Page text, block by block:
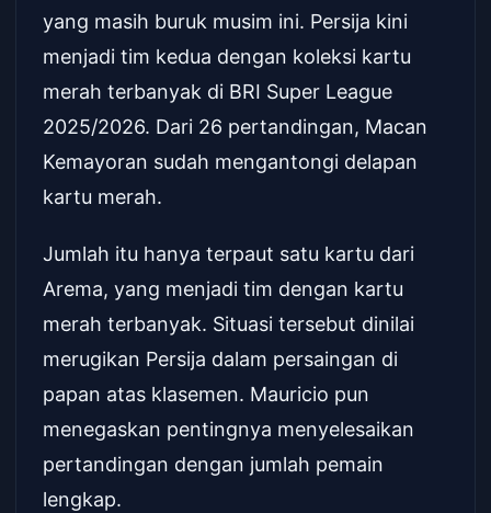
yang masih buruk musim ini. Persija kini
menjadi tim kedua dengan koleksi kartu
merah terbanyak di BRI Super League
2025/2026. Dari 26 pertandingan, Macan
Kemayoran sudah mengantongi delapan
kartu merah.
Jumlah itu hanya terpaut satu kartu dari
Arema, yang menjadi tim dengan kartu
merah terbanyak. Situasi tersebut dinilai
merugikan Persija dalam persaingan di
papan atas klasemen. Mauricio pun
menegaskan pentingnya menyelesaikan
pertandingan dengan jumlah pemain
lengkap.